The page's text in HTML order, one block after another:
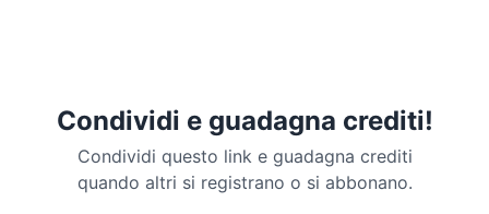
Condividi e guadagna crediti!
Condividi questo link e guadagna crediti
quando altri si registrano o si abbonano.